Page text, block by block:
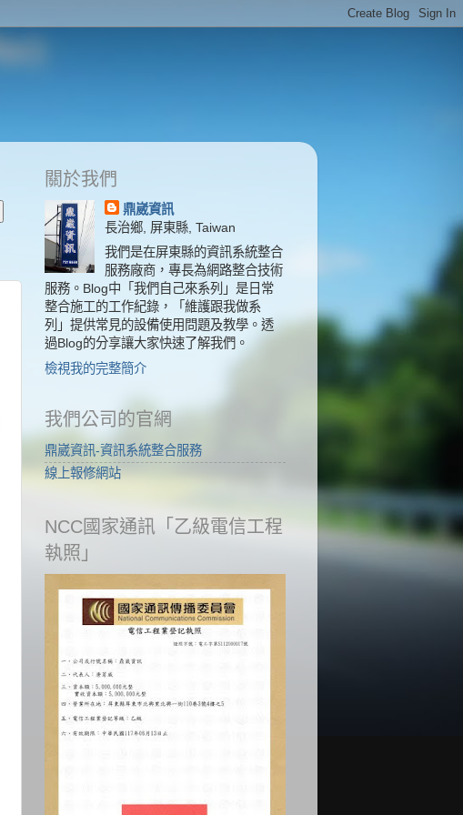
關於我們
鼎崴資訊
長治鄉, 屏東縣, Taiwan
我們是在屏東縣的資訊系統整合
服務廠商，專長為網路整合技術
服務。Blog中「我們自己來系列」是日常
整合施工的工作紀錄，「維護跟我做系
列」提供常見的設備使用問題及教學。透
過Blog的分享讓大家快速了解我們。
檢視我的完整簡介
我們公司的官網
鼎崴資訊-資訊系統整合服務
線上報修網站
NCC國家通訊「乙級電信工程
執照」